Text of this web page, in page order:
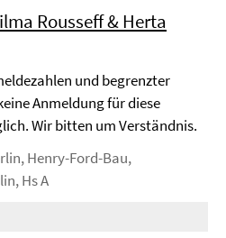
Rousseff & Herta
und begrenzter
Anmeldung für diese
Wir bitten um Verständnis.
Henry-Ford-Bau,
Hs A